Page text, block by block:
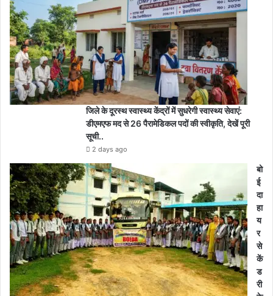
जिले के दूरस्थ स्वास्थ्य केंद्रों में सुधरेगी स्वास्थ्य सेवाएं:
डीएमएफ मद से 26 पैरामेडिकल पदों की स्वीकृति, देखें पूरी
सूची..
2 days ago
बो
ई
दा
हा
य
र
से
कें
ड
री